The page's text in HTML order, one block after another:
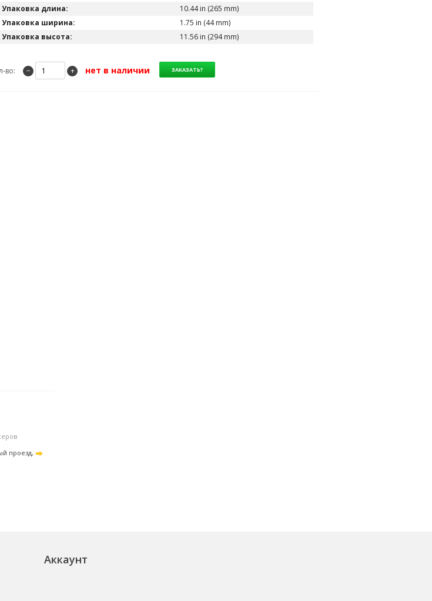
Упаковка длина:
10.44 in (265 mm)
Упаковка ширина:
1.75 in (44 mm)
Упаковка высота:
11.56 in (294 mm)
во: − + нет в наличии
проезд,
Аккаунт